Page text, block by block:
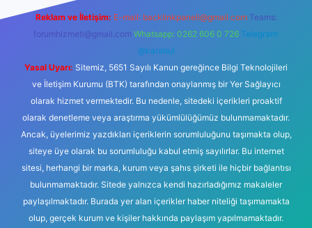
Reklam ve İletişim: E-mail: backlinkpaneli@gmail.com Teams:
forumhizmeti@gmail.com Whatsapp: 0262 606 0 726 Telegram:
@karabul
Yasal Uyarı: Sitemiz, 5651 Sayılı Kanun gereğince Bilgi Teknolojileri
ve İletişim Kurumu (BTK) tarafından onaylanmış bir Yer Sağlayıcı
olarak hizmet vermektedir. Bu nedenle, sitedeki içerikleri proaktif
olarak denetleme veya araştırma yükümlülüğümüz bulunmamaktadır.
Ancak, üyelerimiz yazdıkları içeriklerin sorumluluğunu taşımakta olup,
siteye üye olarak bu sorumluluğu kabul etmiş sayılırlar. Bu internet
sitesi, herhangi bir marka, kurum veya şahıs şirketi ile hiçbir bağlantısı
bulunmamaktadır. Sitede yalnızca kendi hazırladığımız makaleler
paylaşılmaktadır. Burada yer alan içerikler haber niteliği taşımamakta
olup, gerçek kurum ve kişiler hakkında paylaşım yapılmamaktadır.